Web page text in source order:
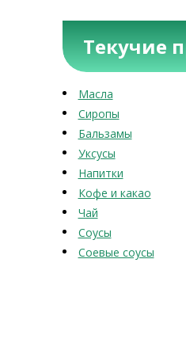
Текучие
Масла
Сиропы
Бальзамы
Уксусы
Напитки
Кофе и какао
Чай
Соусы
Соевые соусы